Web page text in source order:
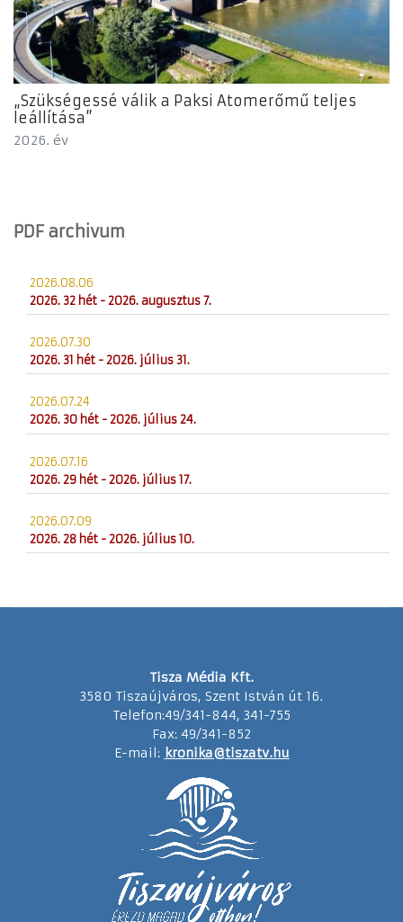
„Szükségessé válik a Paksi Atomerőmű teljes
leállítása”
2026. év
PDF archivum
2026.08.06
2026. 32 hét - 2026. augusztus 7.
2026.07.30
2026. 31 hét - 2026. július 31.
2026.07.24
2026. 30 hét - 2026. július 24.
2026.07.16
2026. 29 hét - 2026. július 17.
2026.07.09
2026. 28 hét - 2026. július 10.
Tisza Média Kft.
3580 Tiszaújváros, Szent István út 16.
Telefon:49/341-844, 341-755
Fax: 49/341-852
E-mail: kronika@tiszatv.hu